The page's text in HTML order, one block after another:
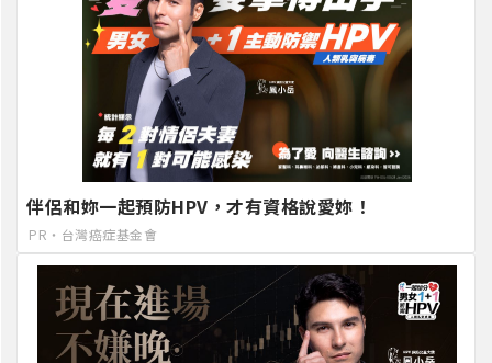
伴侶和妳一起預防HPV，才有資格說愛妳！
PR・台灣癌症基金會